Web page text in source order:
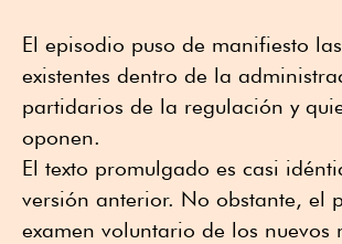
El episodio puso de manifiesto
existentes dentro de la
partidarios de la regulación y
oponen.
El texto promulgado es casi
versión anterior. No obstante, el
examen voluntario de los nuevos